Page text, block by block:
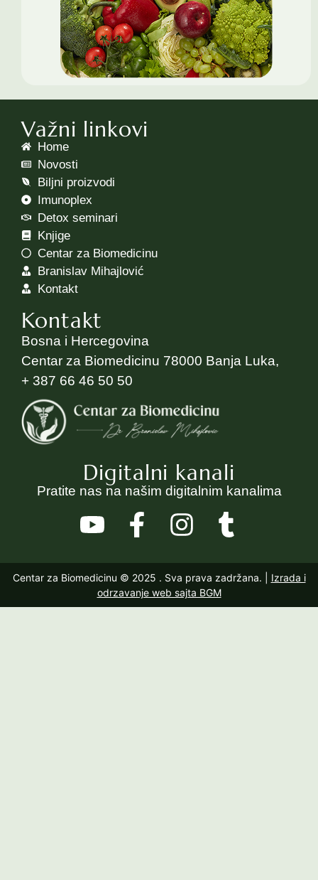
Važni linkovi
Home
Novosti
Biljni proizvodi
Imunoplex
Detox seminari
Knjige
Centar za Biomedicinu
Branislav Mihajlović
Kontakt
Kontakt
Bosna i Hercegovina
Centar za Biomedicinu 78000 Banja Luka,
+ 387 66 46 50 50
Digitalni kanali
Pratite nas na našim digitalnim kanalima
Centar za Biomedicinu © 2025 . Sva prava zadržana. | Izrada i
odrzavanje web sajta BGM